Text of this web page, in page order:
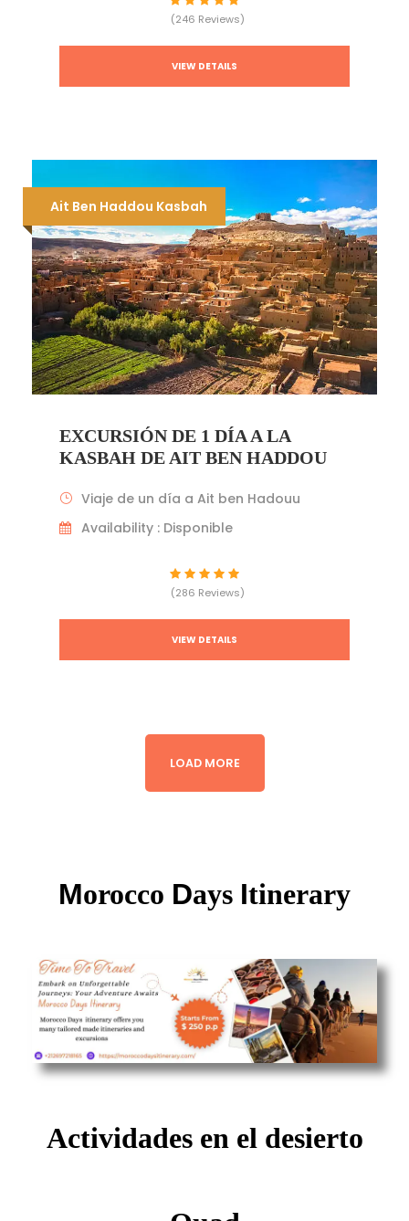
(246 Reviews)
VIEW DETAILS
Ait Ben Haddou Kasbah
EXCURSIÓN DE 1 DÍA A LA
KASBAH DE AIT BEN HADDOU
Viaje de un día a Ait ben Hadouu
Availability : Disponible
(286 Reviews)
VIEW DETAILS
LOAD MORE
Morocco Days Itinerary
Actividades en el desierto